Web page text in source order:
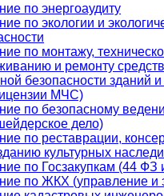
по энергоаудиту
по экологии и
по монтажу,
и ремонту
безопасности зданий
МЧС)
по безопасному
дело)
по реставрации,
культурных
по Госзакупкам (44 ФЗ
по ЖКХ (управление и